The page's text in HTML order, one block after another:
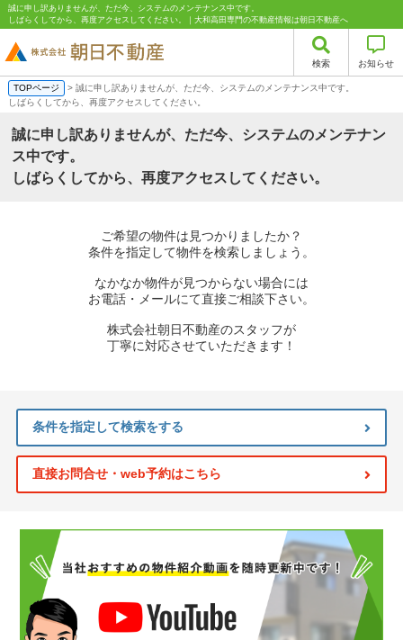
誠に申し訳ありませんが、ただ今、システムのメンテナンス中です。
しばらくしてから、再度アクセスしてください。｜大和高田専門の不動産情報は朝日不動産へ
検索 お知らせ
TOPページ
> 誠に申し訳ありませんが、ただ今、システムのメンテナンス中です。
しばらくしてから、再度アクセスしてください。
誠に申し訳ありませんが、ただ今、システムのメンテナン
ス中です。
しばらくしてから、再度アクセスしてください。
ご希望の物件は見つかりましたか？
条件を指定して物件を検索しましょう。
なかなか物件が見つからない場合には
お電話・メールにて直接ご相談下さい。
株式会社朝日不動産のスタッフが
丁寧に対応させていただきます！
条件を指定して検索をする
直接お問合せ・web予約はこちら